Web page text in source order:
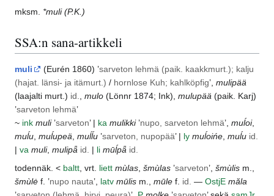
mksm. *muli (P.K.)
SSA:n sana-artikkeli
muli (Eurén 1860) ’sarveton lehmä (paik. kaakkmurt. ); kalju
(hajat. länsi- ja itämurt. ) / hornlose Kuh; kahlköpfig’, mulipää
(laajalti murt.) id. mulo (Lönnr 1874; Ink), mulupää (paik. Karj)
’sarveton lehmä’
~ ink muli’sarveton’ | ka mulikki’nupo, sarveton lehmä’, muĺoi,
muĺu muĺupeä muĺĺu ’sarveton, nupopää’ | ly muĺoińe muĺu id.
| va muli, mulipǟ id. | li mūĺpǟ id.
todennäk. < baltt , vrt. liett mùlas šmùlas ’sarveton’, šmùlis m.,
šmùlė f. ’nupo nauta’, latv mūlis m., mūle f. id. — OstjE măla